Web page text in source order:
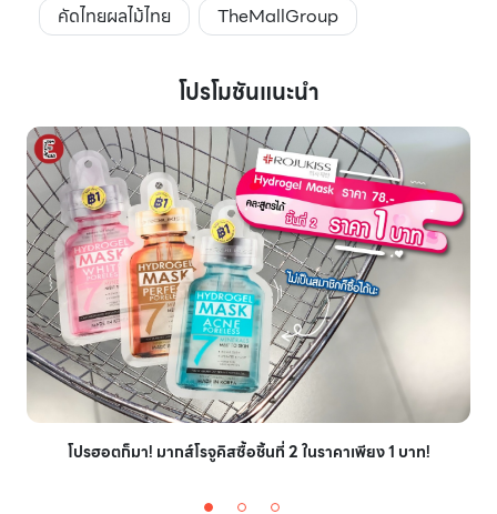
คัดไทยผลไม้ไทย
TheMallGroup
โปรโมชันแนะนำ
โปรฮอตก็มา! มากส์โรจูคิสซื้อชิ้นที่ 2 ในราคาเพียง 1 บาท!